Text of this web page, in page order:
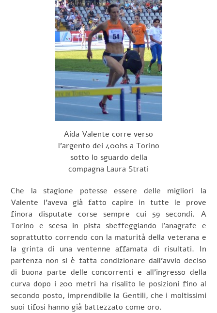
Aida Valente corre verso
l’argento dei 400hs a Torino
sotto lo sguardo della
compagna Laura Strati
Che la stagione potesse essere delle migliori la
Valente l’aveva già fatto capire in tutte le prove
finora disputate corse sempre cui 59 secondi. A
Torino e scesa in pista sbeffeggiando l’anagrafe e
soprattutto correndo con la maturità della veterana e
la grinta di una ventenne affamata di risultati. In
partenza non si è fatta condizionare dall’avvio deciso
di buona parte delle concorrenti e all’ingresso della
curva dopo i 200 metri ha risalito le posizioni fino al
secondo posto, imprendibile la Gentili, che i moltissimi
suoi tifosi hanno già battezzato come oro.